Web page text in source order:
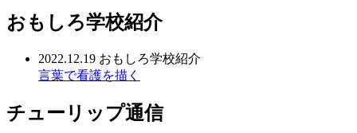
おもしろ学校紹介
2022.12.19 おもしろ学校紹介
言葉で看護を描く
チューリップ通信